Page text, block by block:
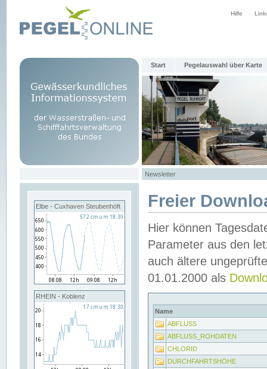
Hilfe
Start Pegelauswahl über Karte
Newsletter
Elbe - Cuxhaven Steubenhöft
RHEIN - Koblenz
Freier
Hier können
Parameter aus den
auch ältere
01.01.2000 als
Name
ABFLUSS
ABFLUSS_ROHDATEN
CHLORID
DURCHFAHRTSHÖHE